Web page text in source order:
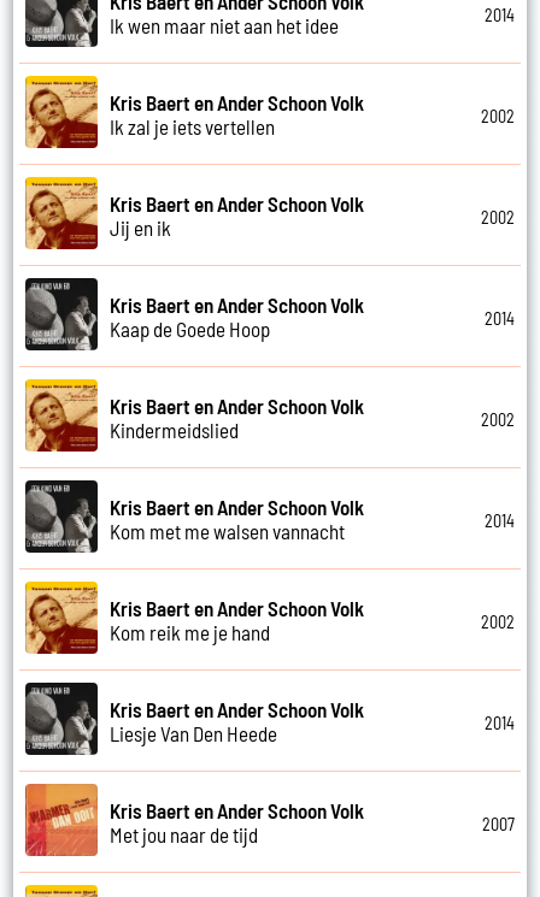
Ik wen maar niet aan het idee
2014
Kris Baert en Ander Schoon Volk
Ik zal je iets vertellen
2002
Kris Baert en Ander Schoon Volk
Jij en ik
2002
Kris Baert en Ander Schoon Volk
Kaap de Goede Hoop
2014
Kris Baert en Ander Schoon Volk
Kindermeidslied
2002
Kris Baert en Ander Schoon Volk
Kom met me walsen vannacht
2014
Kris Baert en Ander Schoon Volk
Kom reik me je hand
2002
Kris Baert en Ander Schoon Volk
Liesje Van Den Heede
2014
Kris Baert en Ander Schoon Volk
Met jou naar de tijd
2007